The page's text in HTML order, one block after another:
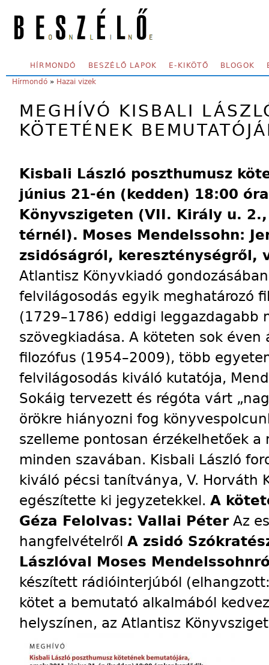
SECONDARY MENU
HÍRMONDÓ BESZÉLŐ LAPOK E-KIKÖTŐ BLOGOK
YOU ARE HERE:
Hírmondó » Hazai vizek
MEGHÍVÓ KISBALI
KÖTETÉNEK
Kisbali László poszthumusz
június 21-én (kedden) 18:00
Könyvszigeten (VII. Király u. 2.,
térnél). Moses Mendelssohn:
zsidóságról, kereszténységről,
Atlantisz Könyvkiadó
felvilágosodás egyik meghatározó
(1729–1786) eddigi leggazdagabb
szövegkiadása. A köteten sok éven
filozófus (1954–2009), több
felvilágosodás kiváló kutatója,
Sokáig tervezett és régóta várt
örökre hiányozni fog
szelleme pontosan érzékelhetőek
minden szavában. Kisbali László
kiváló pécsi tanítványa, V. Horváth
egészítette ki jegyzetekkel. A
Géza Felolvas: Vallai PéterAz
hangfelvételről A zsidó
Lászlóval Moses
készített rádióinterjúból
kötet a bemutató alkalmából
helyszínen, az Atlantisz